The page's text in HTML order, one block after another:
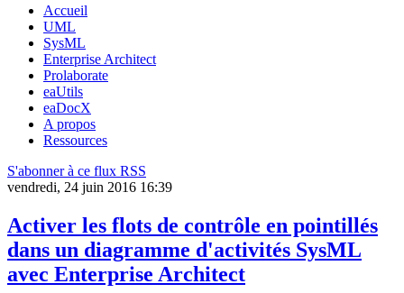
Accueil
UML
SysML
Enterprise Architect
Prolaborate
eaUtils
eaDocX
A propos
Ressources
S'abonner à ce flux RSS
vendredi, 24 juin 2016 16:39
Activer les flots de contrôle en pointillés
dans un diagramme d'activités SysML
avec Enterprise Architect